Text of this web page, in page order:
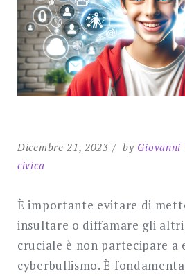
Dicembre 21, 2023 by Giovanni
civica
È importante evitare di
insultare o diffamare gli
cruciale è non partecipare a
cyberbullismo. È